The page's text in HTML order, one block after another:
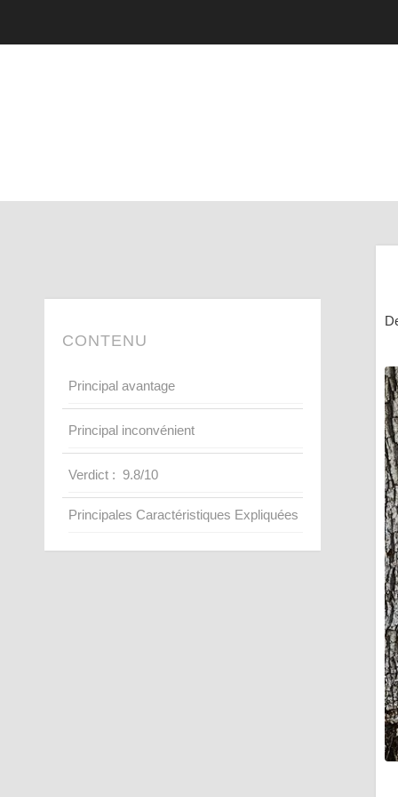
CONTENU
Principal avantage
Principal inconvénient
Verdict : 9.8/10
Principales Caractéristiques Expliquées